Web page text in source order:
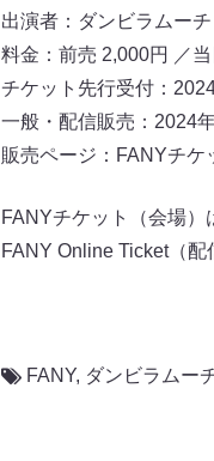
出演者：ダンビラムーチ
料金：前売 2,000円 ／
チケット先行受付：
一般・配信販売：2024
販売ページ：FANYチケ
FANYチケット（会場）
FANY Online Ticket（配
FANY, ダンビラムー